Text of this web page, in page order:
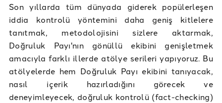
Son yıllarda tüm dünyada giderek popülerleşen
iddia kontrolü yöntemini daha geniş kitlelere
tanıtmak, metodolojisini sizlere aktarmak,
Doğruluk Payı'nın gönüllü ekibini genişletmek
amacıyla farklı illerde atölye serileri yapıyoruz. Bu
atölyelerde hem Doğruluk Payı ekibini tanıyacak,
nasıl içerik hazırladığını görecek ve
deneyimleyecek, doğruluk kontrolü (fact-checking)